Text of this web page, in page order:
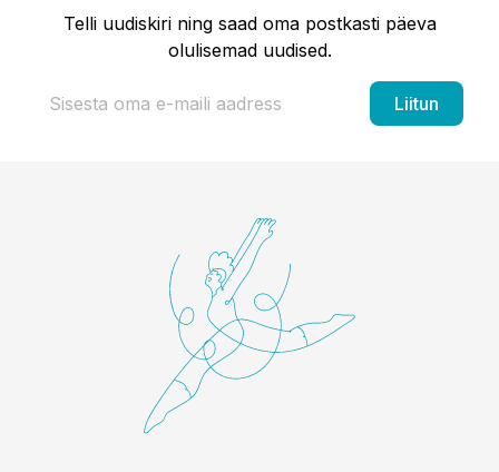
Telli uudiskiri ning saad oma postkasti päeva
olulisemad uudised.
Liitun